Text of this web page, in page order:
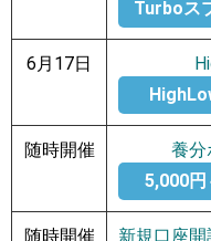
Turboス
6月17日
随時開催
養分
5,000円
随時開催
新規口座